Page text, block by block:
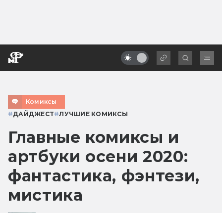
Комиксы
#ДАЙДЖЕСТ#ЛУЧШИЕ КОМИКСЫ
Главные комиксы и
артбуки осени 2020:
фантастика, фэнтези,
мистика